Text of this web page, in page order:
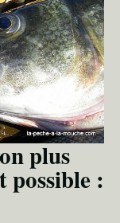
plus
possible :